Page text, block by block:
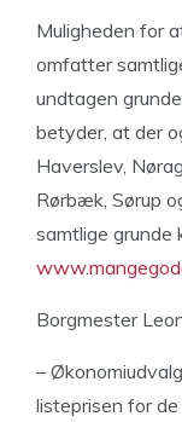
Muligheden for
omfatter
undtagen
betyder, at der
Haverslev,
Rørbæk, Sørup
samtlige grunde
Borgmester
–
listeprisen for